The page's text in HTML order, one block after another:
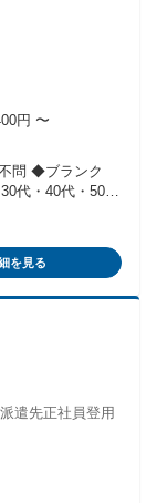
円 〜
問 ◆ブランク
代・40代・50代
が決まるまでの
い… という方も
を見る
遣先正社員登用